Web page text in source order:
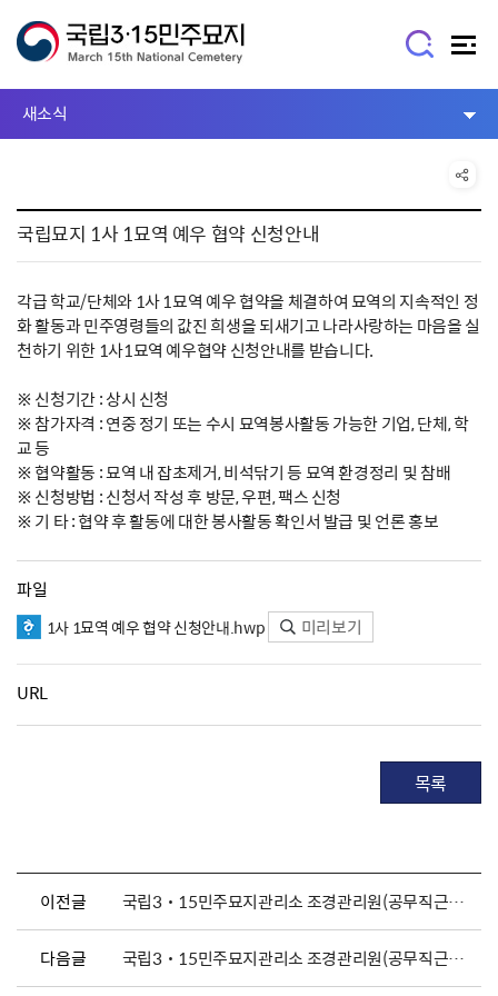
새소식
국립묘지 1사 1묘역 예우 협약 신청안내
각급 학교/단체와 1사 1묘역 예우 협약을 체결하여 묘역의 지속적인 정
화 활동과 민주영령들의 값진 희생을 되새기고 나라사랑하는 마음을 실
천하기 위한 1사1묘역 예우협약 신청안내를 받습니다.
※ 신청기간 : 상시 신청
※ 참가자격 : 연중 정기 또는 수시 묘역봉사활동 가능한 기업, 단체, 학
교 등
※ 협약활동 : 묘역 내 잡초제거, 비석닦기 등 묘역 환경정리 및 참배
※ 신청방법 : 신청서 작성 후 방문, 우편, 팩스 신청
※ 기 타 : 협약 후 활동에 대한 봉사활동 확인서 발급 및 언론 홍보
파일
1사 1묘역 예우 협약 신청안내.hwp 미리보기
URL
목록
이전글 국립3˙15민주묘지관리소 조경관리원(공무직근로자) 채용 공고
다음글 국립3˙15민주묘지관리소 조경관리원(공무직근로자) 채용 공고